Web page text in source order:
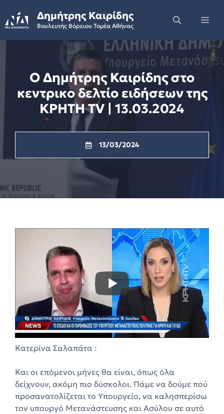
to
content
Δημήτρης Καιρίδης
Βουλευτής Βόρειου Τομέα Αθήνας
Ο Δημήτρης Καιρίδης στο
κεντρικο δελτίο ειδήσεων της
ΚΡΗΤΗ TV | 13.03.2024
13/03/2024
Κατερίνα Σαλαπάτα :
Και οι επόμενοι μήνες θα είναι, όπως όλα
δείχνουν, ακόμη πιο δύσκολοι. Πάμε να δούμε πού
προσανατολίζεται το Υπουργείο, να καλησπερίσω
τον υπουργό Μετανάστευσης και Ασύλου σε αυτό